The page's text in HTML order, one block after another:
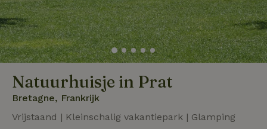
Natuurhuisje in Prat
Bretagne, Frankrijk
Vrijstaand | Kleinschalig vakantiepark | Glamping